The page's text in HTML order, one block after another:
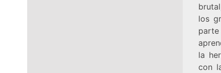
los
la
con